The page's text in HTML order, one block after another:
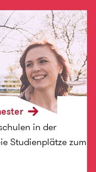
in der
Studienplätze zum